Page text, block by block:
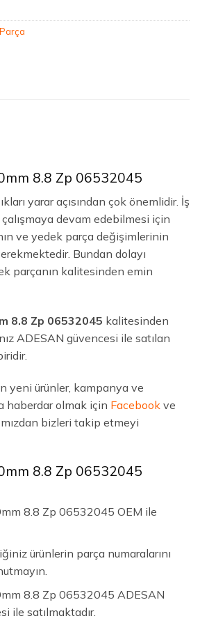
8.8 Zp 06532045
yarar açısından çok önemlidir. İş
devam edebilmesi için
ve yedek parça değişimlerinin
Bundan dolayı
parçanın kalitesinden emin
8.8 Zp 06532045 kalitesinden
ADESAN güvencesi ile satılan
yeni ürünler, kampanya ve
haberdar olmak için Facebook ve
bizleri takip etmeyi
8.8 Zp 06532045
8.8 Zp 06532045 OEM ile
ürünlerin parça numaralarını
8.8 Zp 06532045 ADESAN
ile satılmaktadır.